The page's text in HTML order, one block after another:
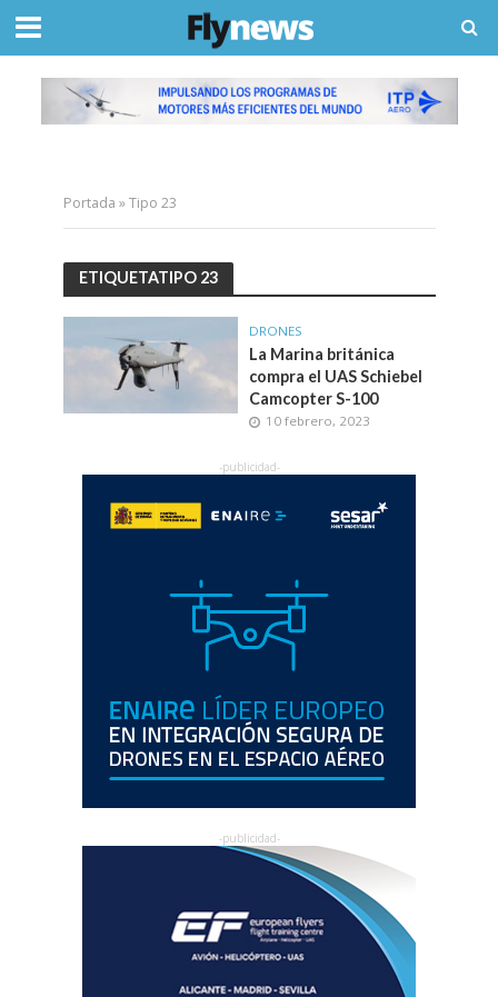
Portada »Tipo 23
ETIQUETATIPO 23
DRONES
La Marina británica
compra el UAS Schiebel
Camcopter S-100
10 febrero, 2023